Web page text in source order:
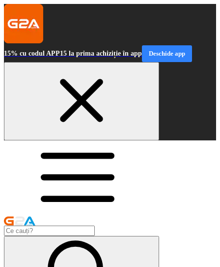
15% cu codul APP15 la prima achiziție în app Deschide app